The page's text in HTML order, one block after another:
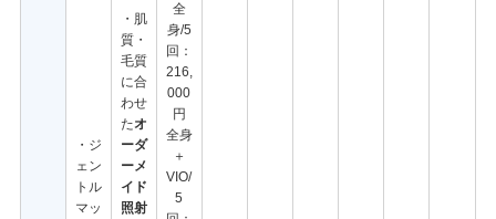
・ジ
ェン
トル
マッ
・肌
質・
毛質
に合
わせ
たオ
ーダ
ーメ
イド
照射
全
身/5
回：
216,
000
円
全身
＋
VIO/
5